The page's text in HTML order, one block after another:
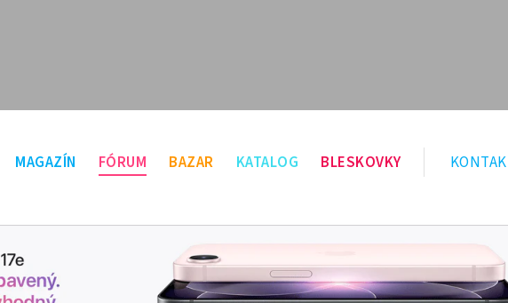
MAGAZÍN FÓRUM BAZAR KATALOG BLESKOVKY